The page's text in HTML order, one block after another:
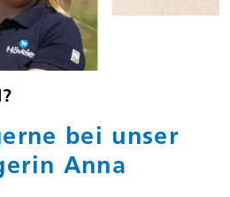
bei unser
Anna